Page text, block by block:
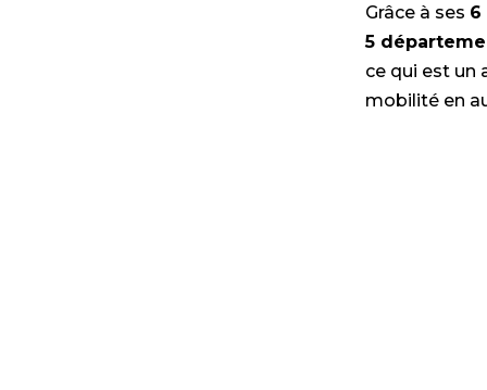
Grâce à ses 6
5
ce qui est un
mobilité en